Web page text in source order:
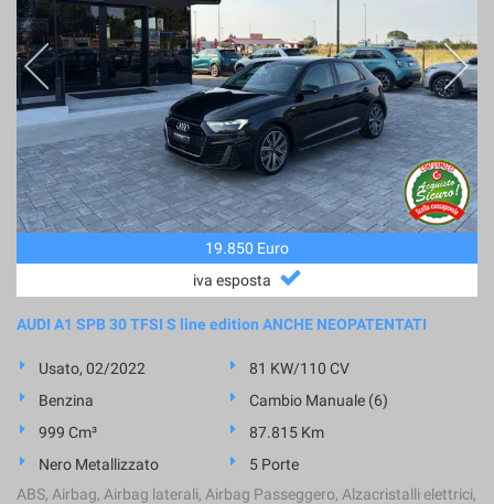
19.850 Euro
iva esposta
AUDI A1 SPB 30 TFSI S line edition ANCHE NEOPATENTATI
Usato, 02/2022
81 KW/110 CV
Benzina
Cambio Manuale (6)
999 Cm³
87.815 Km
Nero Metallizzato
5 Porte
ABS, Airbag, Airbag laterali, Airbag Passeggero, Alzacristalli elettrici,